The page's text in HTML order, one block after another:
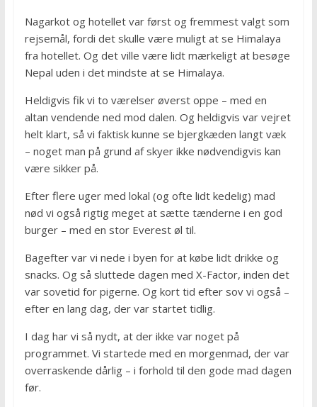
Nagarkot og hotellet var først og fremmest valgt som
rejsemål, fordi det skulle være muligt at se Himalaya
fra hotellet. Og det ville være lidt mærkeligt at besøge
Nepal uden i det mindste at se Himalaya.
Heldigvis fik vi to værelser øverst oppe – med en
altan vendende ned mod dalen. Og heldigvis var vejret
helt klart, så vi faktisk kunne se bjergkæden langt væk
– noget man på grund af skyer ikke nødvendigvis kan
være sikker på.
Efter flere uger med lokal (og ofte lidt kedelig) mad
nød vi også rigtig meget at sætte tænderne i en god
burger – med en stor Everest øl til.
Bagefter var vi nede i byen for at købe lidt drikke og
snacks. Og så sluttede dagen med X-Factor, inden det
var sovetid for pigerne. Og kort tid efter sov vi også –
efter en lang dag, der var startet tidlig.
I dag har vi så nydt, at der ikke var noget på
programmet. Vi startede med en morgenmad, der var
overraskende dårlig – i forhold til den gode mad dagen
før.